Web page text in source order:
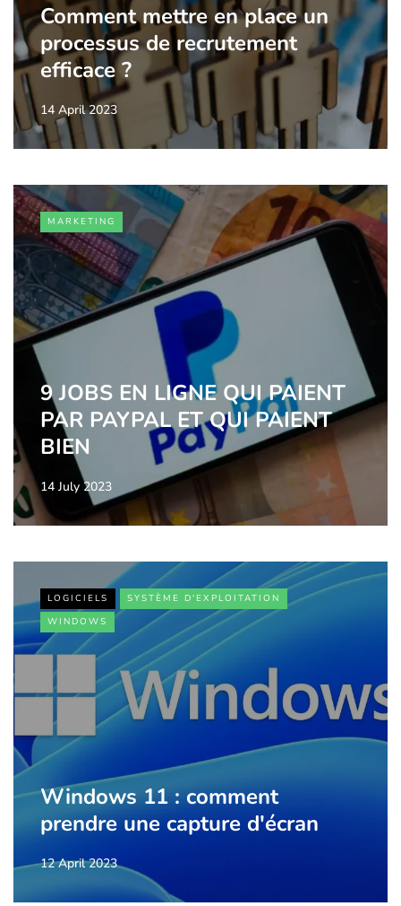
Comment mettre en place un
processus de recrutement
efficace ?
14 April 2023
MARKETING
9 JOBS EN LIGNE QUI PAIENT
PAR PAYPAL ET QUI PAIENT
BIEN
14 July 2023
LOGICIELS
SYSTÈME D'EXPLOITATION
WINDOWS
Windows 11 : comment
prendre une capture d'écran
12 April 2023